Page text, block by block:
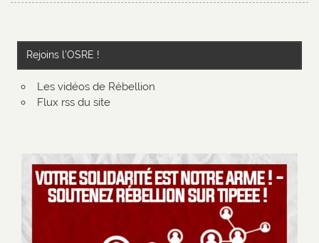
Rejoins l’OSRE !
Les vidéos de Rébellion
Flux rss du site